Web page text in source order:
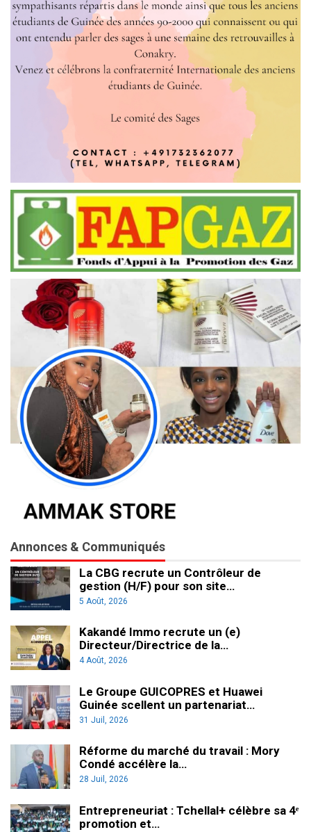
Annonces & Communiqués
La CBG recrute un Contrôleur de
gestion (H/F) pour son site…
5 Août, 2026
Kakandé Immo recrute un (e)
Directeur/Directrice de la…
4 Août, 2026
Le Groupe GUICOPRES et Huawei
Guinée scellent un partenariat…
31 Juil, 2026
Réforme du marché du travail : Mory
Condé accélère la…
28 Juil, 2026
Entrepreneuriat : Tchellal+ célèbre sa 4ᵉ
promotion et…